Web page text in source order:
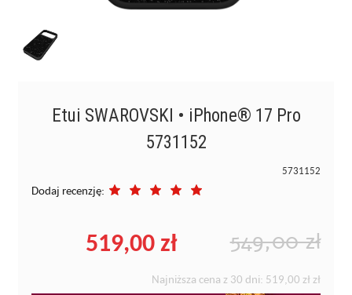
Etui SWAROVSKI • iPhone® 17 Pro
5731152
5731152
Dodaj recenzję:
549,00 zł
519,00 zł
Najniższa cena z 30 dni: 519,00 zł zł